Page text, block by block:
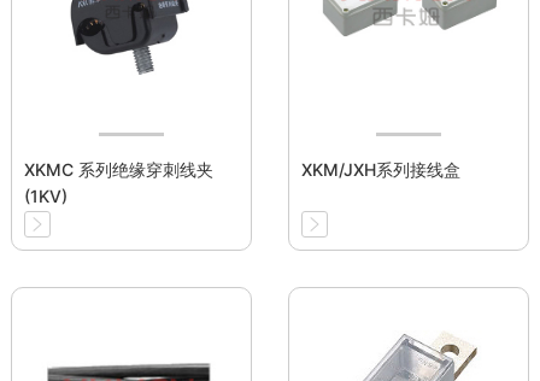
XKMC 系列绝缘穿刺线夹
(1KV)
XKM/JXH系列接线盒